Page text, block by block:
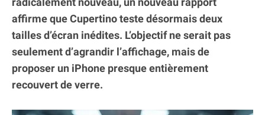
affirme que Cupertino teste désormais deux
tailles d’écran inédites. L’objectif ne serait pas
seulement d’agrandir l’affichage, mais de
proposer un iPhone presque entièrement
recouvert de verre.